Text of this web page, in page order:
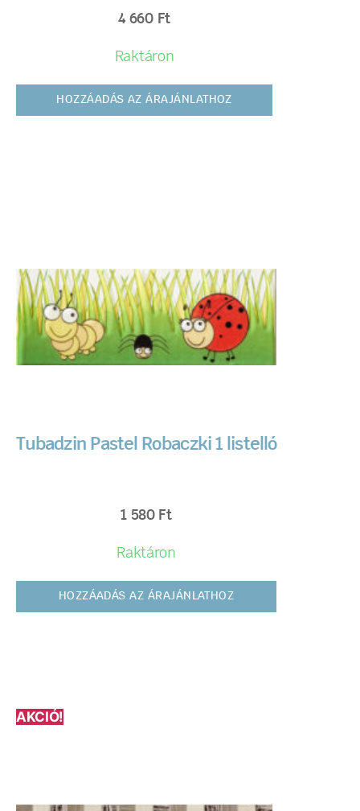
4 660 Ft
Raktáron
HOZZÁADÁS AZ ÁRAJÁNLATHOZ
Tubadzin Pastel Robaczki 1 listelló
1 580 Ft
Raktáron
HOZZÁADÁS AZ ÁRAJÁNLATHOZ
AKCIÓ!